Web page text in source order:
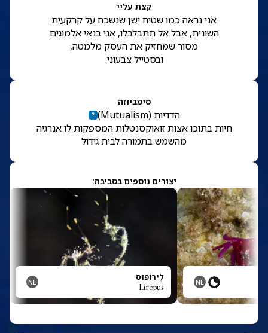
קצת עליי
אני נראה כמו שטיח ישן שנשכח על קרקעית
השונית, אבל אל תתבלבלו, אני בנאי אלמוגים
מסור שמחזיק את העסק מלמטה,
ובסטייל צבעוני.
סימביוזה
הדדיות (
Mutualism
)
חיות בתוכו אצות זואוקסנטלות המספקות לו אנרגיה
מהשמש בתמורה לבית גידול
יצורים נוספים בסביבה:
NE לִירוֹפּוּס
Liropus
NE